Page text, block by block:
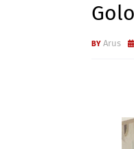
Arus